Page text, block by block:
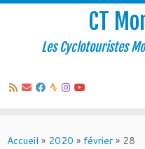
au
CT
Les Cyclotouristes
Accueil » 2020 » février » 28